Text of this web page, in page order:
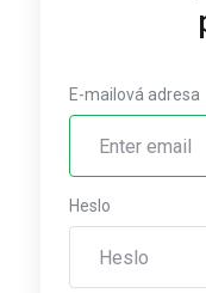
E-mailová adresa
Heslo